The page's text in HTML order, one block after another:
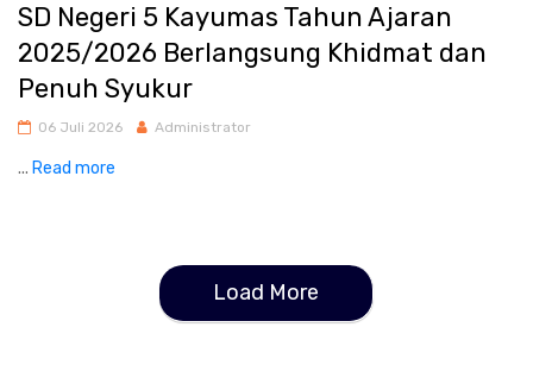
SD Negeri 5 Kayumas Tahun Ajaran
2025/2026 Berlangsung Khidmat dan
Penuh Syukur
06 Juli 2026 Administrator
... Read more
Load More